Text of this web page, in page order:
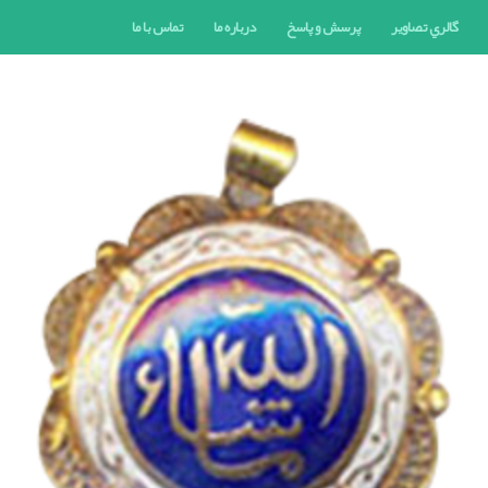
گالري تصاوير پرسش و پاسخ درباره ما تماس با ما